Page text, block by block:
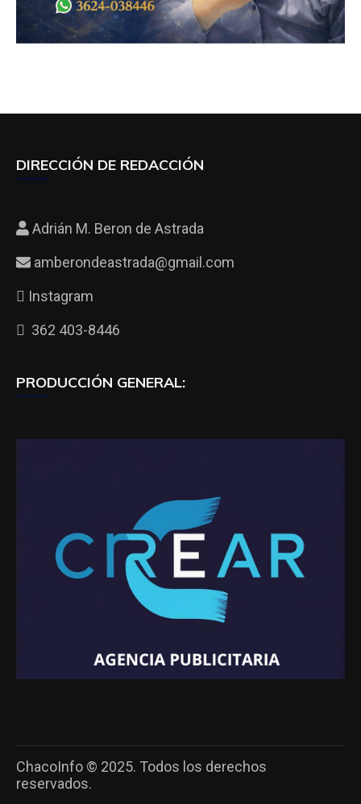
DIRECCIÓN DE REDACCIÓN
Adrián M. Beron de Astrada
amberondeastrada@gmail.com
Instagram
362 403-8446
PRODUCCIÓN GENERAL:
ChacoInfo © 2025. Todos los derechos
reservados.